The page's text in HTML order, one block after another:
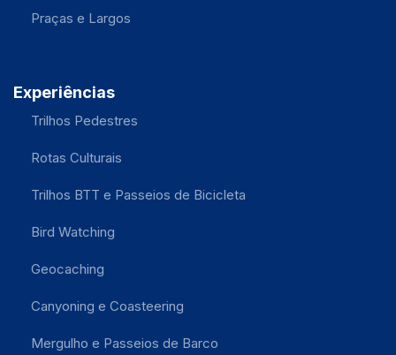
Praças e Largos
Experiências
Trilhos Pedestres
Rotas Culturais
Trilhos BTT e Passeios de Bicicleta
Bird Watching
Geocaching
Canyoning e Coasteering
Mergulho e Passeios de Barco